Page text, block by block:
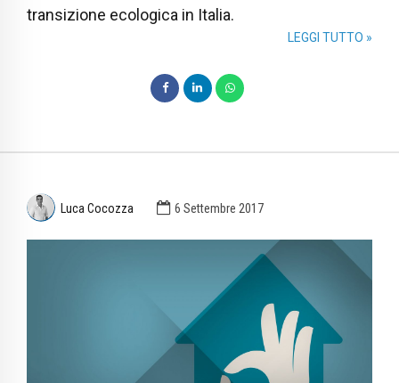
transizione ecologica in Italia.
LEGGI TUTTO »
Luca Cocozza 6 Settembre 2017